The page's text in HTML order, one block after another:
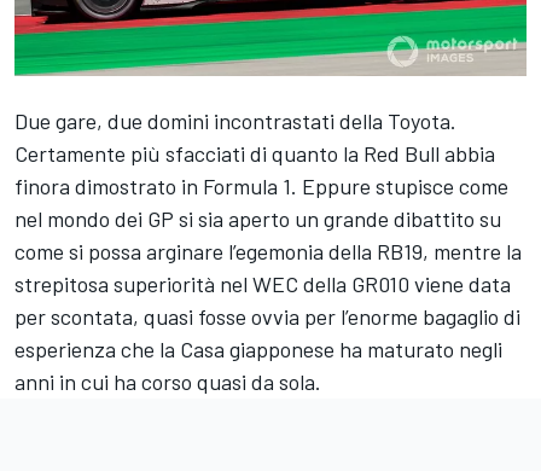
Due gare, due domini incontrastati della Toyota.
Certamente più sfacciati di quanto la Red Bull abbia
finora dimostrato in Formula 1. Eppure stupisce come
nel mondo dei GP si sia aperto un grande dibattito su
come si possa arginare l’egemonia della RB19, mentre la
strepitosa superiorità nel WEC della GR010 viene data
per scontata, quasi fosse ovvia per l’enorme bagaglio di
esperienza che la Casa giapponese ha maturato negli
anni in cui ha corso quasi da sola.